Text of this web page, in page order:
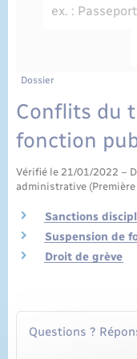
État civil
Cimetière
Dossier
Conflits du
fonction
Vérifié le 21/01/2022 –
administrative
Sanctions
Suspension de
Droit de grève
Questions ?